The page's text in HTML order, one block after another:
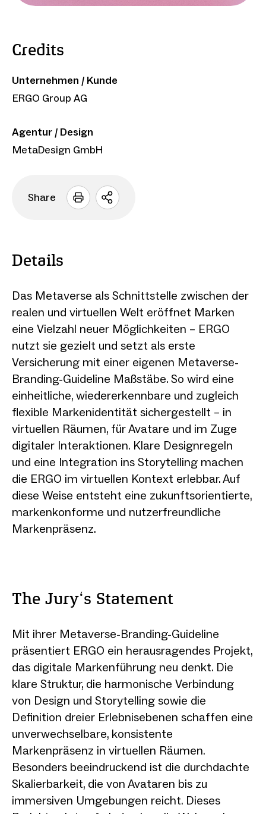
Credits
Unternehmen / Kunde
ERGO Group AG
Agentur / Design
MetaDesign GmbH
Share
Sharing
Details
Das Metaverse als Schnittstelle zwischen der
realen und virtuellen Welt eröffnet Marken
eine Vielzahl neuer Möglichkeiten – ERGO
nutzt sie gezielt und setzt als erste
Versicherung mit einer eigenen Metaverse-
Branding-Guideline Maßstäbe. So wird eine
einheitliche, wiedererkennbare und zugleich
flexible Markenidentität sichergestellt – in
virtuellen Räumen, für Avatare und im Zuge
digitaler Interaktionen. Klare Designregeln
und eine Integration ins Storytelling machen
die ERGO im virtuellen Kontext erlebbar. Auf
diese Weise entsteht eine zukunftsorientierte,
markenkonforme und nutzerfreundliche
Markenpräsenz.
The Jury‘s Statement
Mit ihrer Metaverse-Branding-Guideline
präsentiert ERGO ein herausragendes Projekt,
das digitale Markenführung neu denkt. Die
klare Struktur, die harmonische Verbindung
von Design und Storytelling sowie die
Definition dreier Erlebnisebenen schaffen eine
unverwechselbare, konsistente
Markenpräsenz in virtuellen Räumen.
Besonders beeindruckend ist die durchdachte
Skalierbarkeit, die von Avataren bis zu
immersiven Umgebungen reicht. Dieses